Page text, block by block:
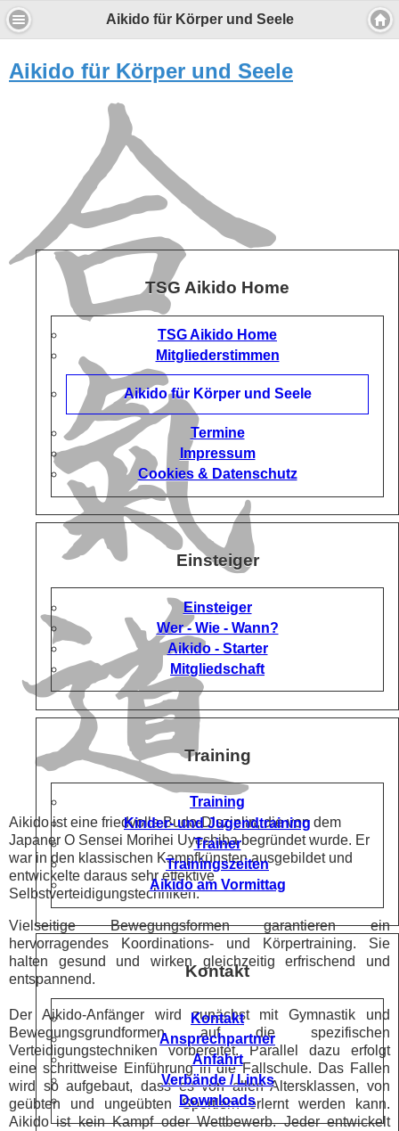
Wir verwenden Cookies, um Inhalte zu
personalisieren und die Zugriffe auf unsere
Website zu analysieren.
Durch die Nutzung unserer Dienste erklärst Du Dich mit dem
Einsatz von Cookies einverstanden
Einverstanden
Mehr über Cookies
Aikido für Körper und Seele
Aikido für Körper und Seele
Aikido ist eine friedvolle Budo-Disziplin, die von dem
Japaner O Sensei Morihei Uyeshiba begründet wurde. Er
war in den klassischen Kampfkünsten ausgebildet und
entwickelte daraus sehr effektive
Selbstverteidigungstechniken.
Vielseitige Bewegungsformen garantieren ein
hervorragendes Koordinations- und Körpertraining. Sie
halten gesund und wirken gleichzeitig erfrischend und
entspannend.
Der Aikido-Anfänger wird zunächst mit Gymnastik und
Bewegungsgrundformen auf die spezifischen
Verteidigungstechniken vorbereitet. Parallel dazu erfolgt
eine schrittweise Einführung in die Fallschule. Das Fallen
wird so aufgebaut, dass es von allen Altersklassen, von
geübten und ungeübten Sportlern erlernt werden kann.
Aikido ist kein Kampf oder Wettbewerb. Jeder entwickelt
Desktop Version
TSG Aikido Home
TSG Aikido Home
Mitgliederstimmen
Aikido für Körper und Seele
Termine
Impressum
Cookies & Datenschutz
Einsteiger
Einsteiger
Wer - Wie - Wann?
Aikido - Starter
Mitgliedschaft
Training
Training
Kinder- und Jugendtraining
Trainer
Trainingszeiten
Aikido am Vormittag
Kontakt
Kontakt
Ansprechpartner
Anfahrt
Verbände / Links
Downloads